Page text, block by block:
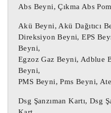
çalışmayacaktır.
Motor Beyni, Oto
Oto beyni, Oto
Abs beyni,
Çıkma Motor Beyni,
Çıkma Motor beyini,
Çıkma Oto beyinci,
Abs Beyni, Çıkma Abs
Akü Beyni, Akü Dağıtıcı
Direksiyon Beyni, EPS
Beyni,
Egzoz Gaz Beyni, Adblue
Beyni,
PMS Beyni, Pms Beyni,
Dsg Şanzıman Kartı, Dsg